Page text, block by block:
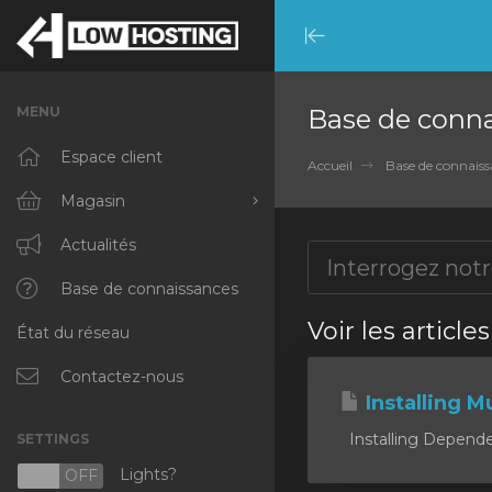
Minimize
Menu
MENU
Espace client
Magasin
Tout parcourir
RKVMPROTECTED
IKVMPROTECTED
XKVMPROTECTED
Protected Web Hosting
Actualités
Base de connaissances
État du réseau
Contactez-nous
SETTINGS
OFF Lights?
Base de
Accueil Base de
Voir les
Installing
Installing